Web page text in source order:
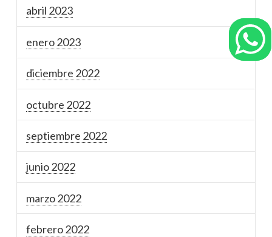
abril 2023
enero 2023
diciembre 2022
octubre 2022
septiembre 2022
junio 2022
marzo 2022
febrero 2022